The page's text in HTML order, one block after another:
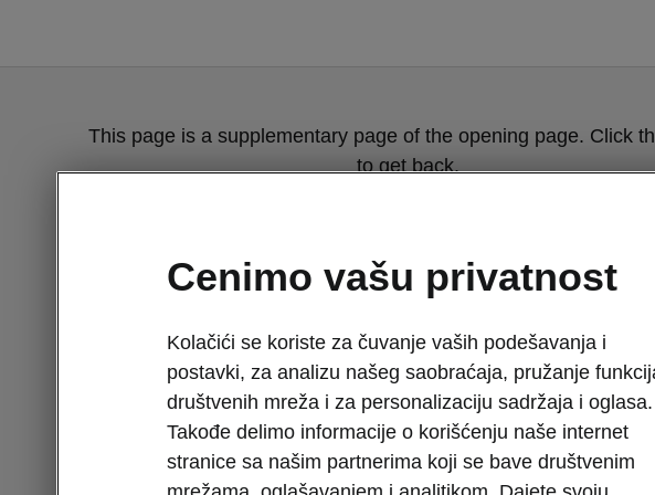
This page is a supplementary page of the opening page. Click
to get back.
Cenimo vašu privatnost
Kolačići se koriste za čuvanje vaših podešavanja i
postavki, za analizu našeg saobraćaja, pružanje
društvenih mreža i za personalizaciju sadržaja i oglasa.
Takođe delimo informacije o korišćenju naše internet
stranice sa našim partnerima koji se bave društvenim